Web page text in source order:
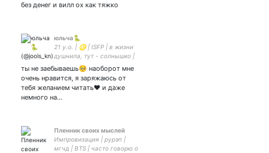
без денег и вилл ох как тяжко
юльча🐍
21 y.o. | ♌️ | ISFP | в жизни
душнила, тут - солнышко |
#Импровизация и всего
понемногу✨ | люблю себя
и тебе советую (любить
меня)❤️ | не вывожу эту
жизнь
ты не заебываешь🥺 наоборот мне
очень нравится, я заряжаюсь от
тебя желанием читать❤️ и даже
немного на…
Пленник своих мыслей
Импровизация | рурэп |
мгчд | BTS | часто говорю о